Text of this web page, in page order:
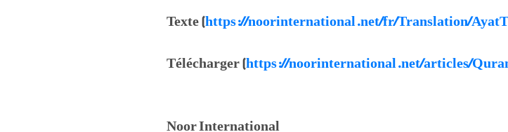
Texte (https://noorinternational.net/fr/Translation/
Télécharger (https://noorinternational.net/articles/
Noor International